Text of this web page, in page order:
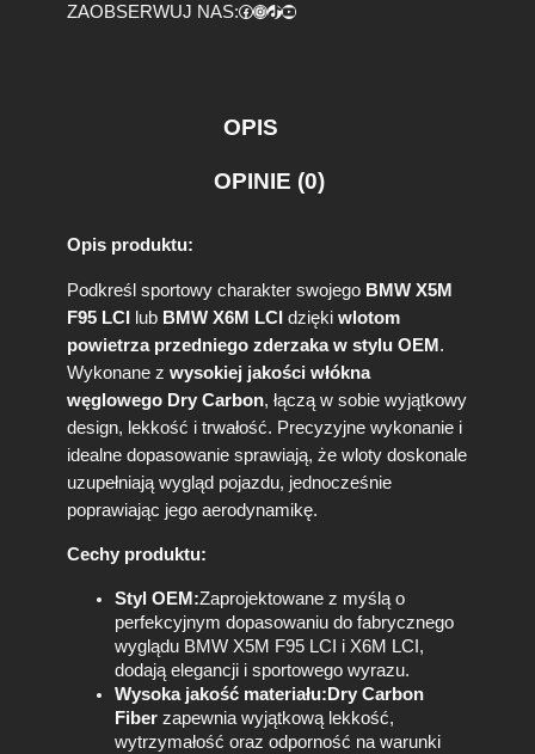
o
z
a
M
W
X
5
M
F
5
L
C
ZAOBSERWUJ NAS:Facebook https://www.instagram.com/tuningbaza.pl https://www.tiktok.com/@tuningbaza.pl YouTube
OPIS
OPINIE (0)
Opis produktu:
Podkreśl sportowy charakter swojego BMW X5M
F95 LCI lub BMW X6M LCI dzięki wlotom
powietrza przedniego zderzaka w stylu OEM.
Wykonane z wysokiej jakości włókna
węglowego Dry Carbon, łączą w sobie wyjątkowy
design, lekkość i trwałość. Precyzyjne wykonanie i
idealne dopasowanie sprawiają, że wloty doskonale
uzupełniają wygląd pojazdu, jednocześnie
poprawiając jego aerodynamikę.
Cechy produktu:
Styl OEM:Zaprojektowane z myślą o
perfekcyjnym dopasowaniu do fabrycznego
wyglądu BMW X5M F95 LCI i X6M LCI,
dodają elegancji i sportowego wyrazu.
Wysoka jakość materiału: Dry Carbon
Fiber zapewnia wyjątkową lekkość,
wytrzymałość oraz odporność na warunki